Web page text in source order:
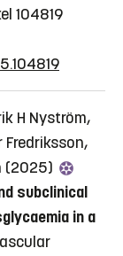
104819
H Nyström,
Fredriksson,
(2025)
subclinical
in a